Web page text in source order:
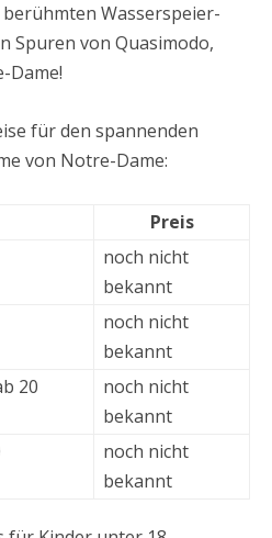
Wasserspeier-
Spuren von Quasimodo,
Dame!
für den spannenden
von Notre-Dame:
Preis
noch nicht
bekannt
noch nicht
bekannt
20
noch nicht
bekannt
noch nicht
bekannt